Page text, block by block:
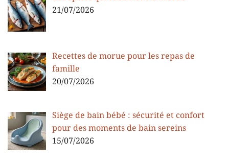
21/07/2026
Recettes de morue pour les repas de
famille
20/07/2026
Siège de bain bébé : sécurité et confort
pour des moments de bain sereins
15/07/2026